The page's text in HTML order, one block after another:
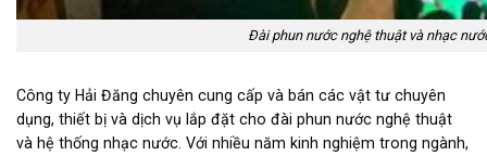
Đài phun nước nghệ thuật và nhạc
Công ty Hải Đăng chuyên cung cấp và bán các vật tư chuyên
dụng, thiết bị và dịch vụ lắp đặt cho đài phun nước nghệ thuật
và hệ thống nhạc nước. Với nhiều năm kinh nghiệm trong ngành,